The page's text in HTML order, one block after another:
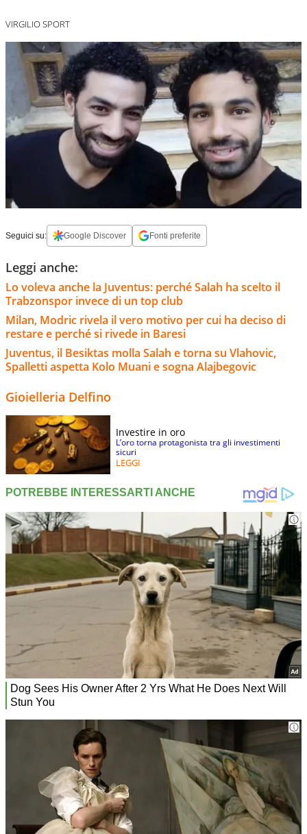
VIRGILIO SPORT
Seguici su: Google Discover Fonti preferite
Leggi anche:
Lo voleva anche la Juventus: perché Salah ha scelto il
Trabzonspor invece di un top club
Milan, Modric rivela il vero motivo per cui ha deciso di
restare e perché si rivede in Baresi
Juventus, il Besiktas molla Salah e torna su Vlahovic,
Spalletti aspetta Kolo Muani e sogna Alajbegovic
Gioielleria Delfino
Investire in oro
L’oro torna protagonista tra gli investimenti
sicuri
LEGGI